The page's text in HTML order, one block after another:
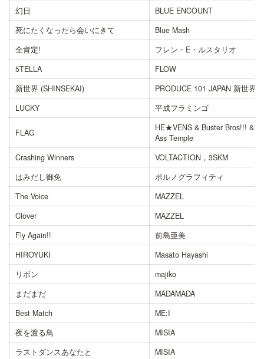
幻日
BLUE ENCOUNT
死にたくなったら会いにきて
Blue Mash
全肯定!
フレン・E・ルスタリオ
5TELLA
FLOW
新世界 (SHINSEKAI)
PRODUCE 101 JAPAN 新世界
LUCKY
平成フラミンゴ
FLAG
HE★VENS & Buster Bros!!! &
Ass Temple
Crashing Winners
VOLTACTION，3SKM
はみだし御免
ポルノグラフィティ
The Voice
MAZZEL
Clover
MAZZEL
Fly Again!!
前島亜美
HIROYUKI
Masato Hayashi
リボン
majiko
まだまだ
MADAMADA
Best Match
ME:I
夜を渡る鳥
MISIA
ラストダンスあなたと
MISIA